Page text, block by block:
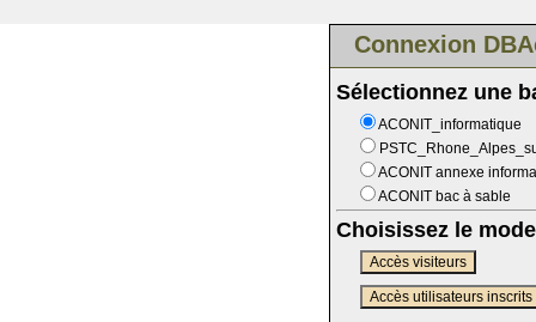
Connexion
Sélectionnez une
ACONIT_informatique
ACONIT annexe
ACONIT bac à sable
Choisissez le
Accès visiteurs
Accès utilisateurs inscrits